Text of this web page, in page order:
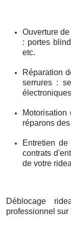
Ouverture
: portes
etc.
Réparation
serrures :
réparons
Entretien
contrats
de votre
Déblocage
professionnel sur